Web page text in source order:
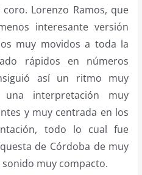
Lorenzo Ramos, que
interesante versión
muy movidos a toda la
rápidos en números
así un ritmo muy
interpretación muy
y muy centrada en los
todo lo cual fue
de Córdoba de muy
muy compacto.